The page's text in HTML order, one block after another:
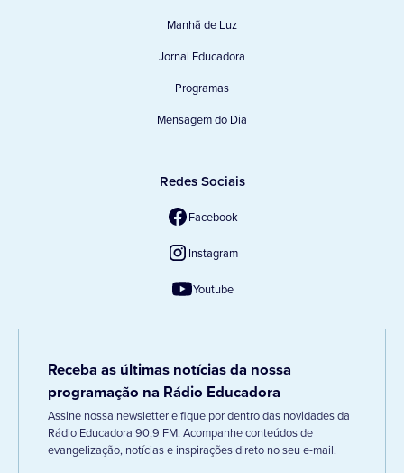
Manhã de Luz
Jornal Educadora
Programas
Mensagem do Dia
Redes Sociais
Facebook
Instagram
Youtube
Receba as últimas notícias da nossa
programação na Rádio Educadora
Assine nossa newsletter e fique por dentro das novidades da
Rádio Educadora 90,9 FM. Acompanhe conteúdos de
evangelização, notícias e inspirações direto no seu e-mail.